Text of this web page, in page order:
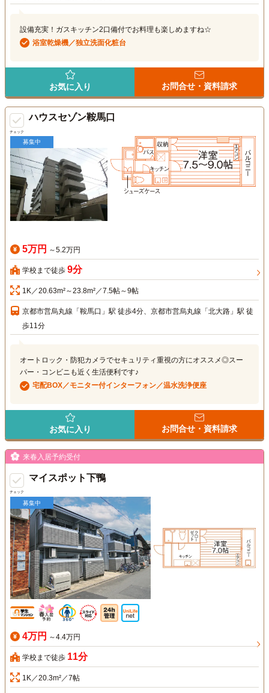
設備充実！ガスキッチン2口備付でお料理も楽しめますね☆
浴室乾燥機／独立洗面化粧台
お気に入り お問合せ・資料請求
チェック
ハウスセゾン鞍馬口
募集中
5万円 ～5.2万円
学校まで徒歩 9分
1K／20.63m²～23.8m²／7.5帖～9帖
京都市営烏丸線「鞍馬口」駅 徒歩4分、京都市営烏丸線「北大路」駅 徒
歩11分
オートロック・防犯カメラでセキュリティ重視の方にオススメ◎スー
パー・コンビニも近く生活便利です♪
宅配BOX／モニター付インターフォン／温水洗浄便座
お気に入り お問合せ・資料請求
チェック
来春入居予約受付
マイスポット下鴨
募集中
4万円 ～4.4万円
学校まで徒歩 11分
1K／20.3m²／7帖